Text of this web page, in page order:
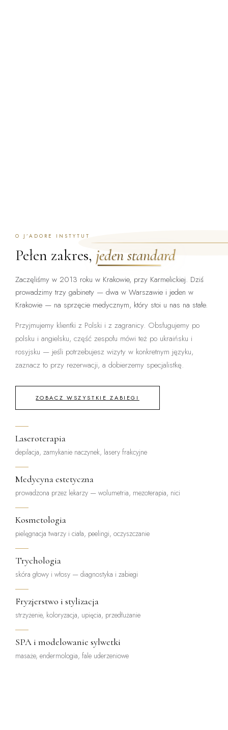
O J’ADORE INSTYTUT
Pełen zakres, jeden standard
Zaczęliśmy w 2013 roku w Krakowie, przy Karmelickiej. Dziś
prowadzimy trzy gabinety — dwa w Warszawie i jeden w
Krakowie — na sprzęcie medycznym, który stoi u nas na stałe.
Przyjmujemy klientki z Polski i z zagranicy. Obsługujemy po
polsku i angielsku, część zespołu mówi też po ukraińsku i
rosyjsku — jeśli potrzebujesz wizyty w konkretnym języku,
zaznacz to przy rezerwacji, a dobierzemy specjalistkę.
ZOBACZ WSZYSTKIE ZABIEGI
Laseroterapia
depilacja, zamykanie naczynek, lasery frakcyjne
Medycyna estetyczna
prowadzona przez lekarzy — wolumetria, mezoterapia, nici
Kosmetologia
pielęgnacja twarzy i ciała, peelingi, oczyszczanie
Trychologia
skóra głowy i włosy — diagnostyka i zabiegi
Fryzjerstwo i stylizacja
strzyżenie, koloryzacja, upięcia, przedłużanie
SPA i modelowanie sylwetki
masaże, endermologia, fale uderzeniowe